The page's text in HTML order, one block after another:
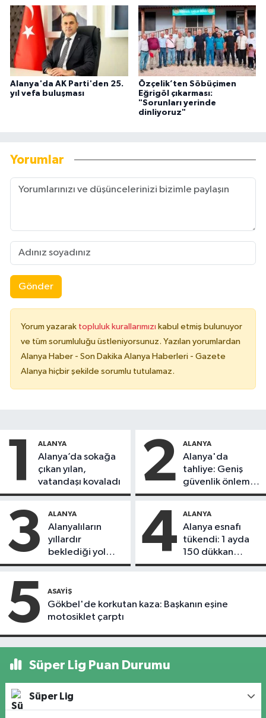
Alanya'da AK Parti'den 25.
yıl vefa buluşması
Özçelik’ten Söbüçimen
Eğrigöl çıkarması:
"Sorunları yerinde
dinliyoruz"
Yorumlar
Gönder
Yorum yazarak topluluk kurallarımızı kabul etmiş bulunuyor
ve tüm sorumluluğu üstleniyorsunuz. Yazılan yorumlardan
Alanya Haber - Son Dakika Alanya Haberleri - Gazete
Alanya hiçbir şekilde sorumlu tutulamaz.
1 ALANYA
Alanya’da sokağa
çıkan yılan,
vatandaşı kovaladı
2 ALANYA
Alanya'da
tahliye: Geniş
güvenlik önlemi
alındı
3 ALANYA
Alanyalıların
yıllardır
beklediği yol
askıdan döndü
4 ALANYA
Alanya esnafı
tükendi: 1 ayda
150 dükkan
kapandı
5 ASAYIŞ
Gökbel'de korkutan kaza: Başkanın eşine
motosiklet çarptı
Süper Lig Puan Durumu
Süper Lig